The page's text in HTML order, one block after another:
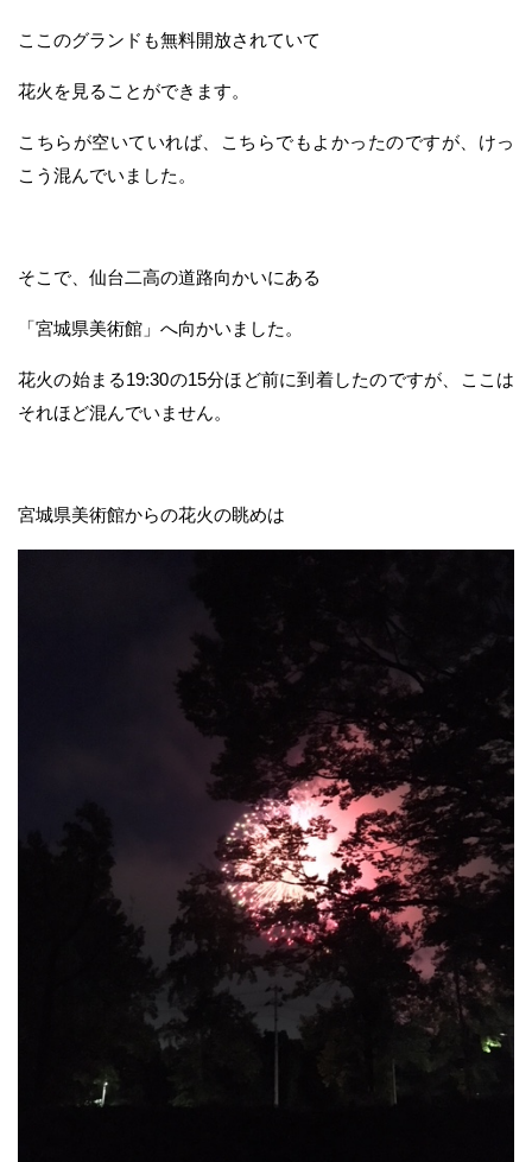
ここのグランドも無料開放されていて
花火を見ることができます。
こちらが空いていれば、こちらでもよかったのですが、けっ
こう混んでいました。
そこで、仙台二高の道路向かいにある
「宮城県美術館」へ向かいました。
花火の始まる19:30の15分ほど前に到着したのですが、ここは
それほど混んでいません。
宮城県美術館からの花火の眺めは